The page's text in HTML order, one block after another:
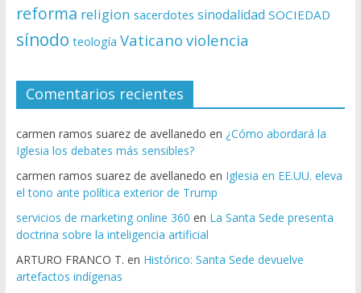
reforma religion sacerdotes sinodalidad SOCIEDAD
sínodo teología Vaticano violencia
Comentarios recientes
carmen ramos suarez de avellanedo en ¿Cómo abordará la
Iglesia los debates más sensibles?
carmen ramos suarez de avellanedo en Iglesia en EE.UU. eleva
el tono ante política exterior de Trump
servicios de marketing online 360 en La Santa Sede presenta
doctrina sobre la inteligencia artificial
ARTURO FRANCO T. en Histórico: Santa Sede devuelve
artefactos indígenas